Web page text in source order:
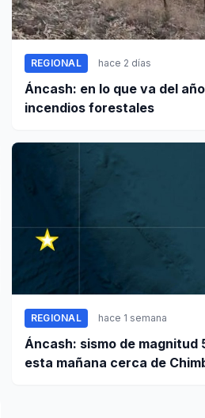
REGIONAL hace 2 días
Áncash: en lo que va del
incendios forestales
REGIONAL hace 1 semana
Áncash: sismo de magnitud
esta mañana cerca de